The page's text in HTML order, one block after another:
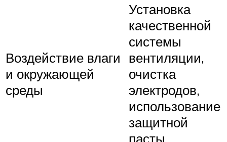
Воздействие влаги
и окружающей
среды
Установка
качественной
системы
вентиляции,
очистка
электродов,
использование
защитной
пасты